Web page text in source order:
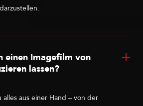
einen Imagefilm von
lassen?
alles aus einer Hand – von der